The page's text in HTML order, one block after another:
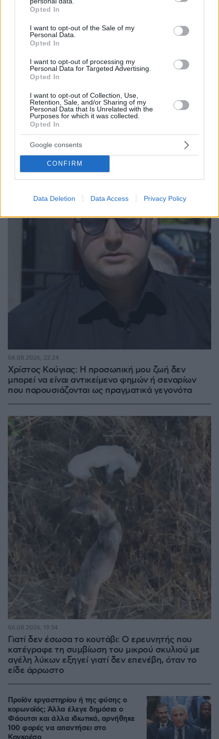
grant or deny consent to Google and its third-party tags to
use your data for below specified purposes in below Google
consent section.
Opted In
I want to opt-out of the Sale of my
Personal Data.
Opted In
I want to opt-out of processing my
Personal Data for Targeted Advertising.
Opted In
I want to opt-out of Collection, Use,
Retention, Sale, and/or Sharing of my
Personal Data that Is Unrelated with the
Purposes for which it was collected.
Opted In
Google consents
CONFIRM
Data Deletion Data Access Privacy Policy
Στη ΓΑΔΑ κρατείται η 46χρονη που κατηγορείται
για την επίθεση στη Marfin, δείτε βίντεο και
φωτογραφίες
Χρίστος Κούγιας: Η προσωπική μου ζωή δεν
μπορεί να είναι αντικείμενο φημών ή σεναρίων
που παρουσιάζονται ως πραγματικά γεγονότα
06.08.2026, 22:24
Γιατί δεν έσωσα το κουτάβι: Ο ερευνητής που
κατέγραφε τη συμβίωση του μικρού σκυλιού με
αγέλη λύκων εξηγεί γιατί δεν επενέβη, όταν το
είδε άρρωστο
06.08.2026, 19:34
Προϊόν εργαστηρίου ή της φύσης ο
κορωνοϊός; Άλλα έλεγε δημόσια ο
Φάουτσι και άλλα ιδιωτικά, αρνήθηκε
100 φορές να απαντήσει στο